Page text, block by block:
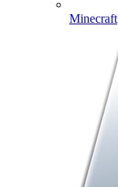
Minecraft